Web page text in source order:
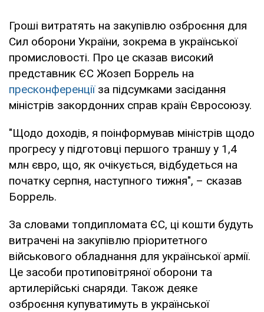
Гроші витратять на закупівлю озброєння для
Сил оборони України, зокрема в української
промисловості. Про це сказав високий
представник ЄС Жозеп Боррель на
пресконференціїза підсумками засідання
міністрів закордонних справ країн Євросоюзу.
"Щодо доходів, я поінформував міністрів щодо
прогресу у підготовці першого траншу у 1,4
млн євро, що, як очікується, відбудеться на
початку серпня, наступного тижня", – сказав
Боррель.
За словами топдипломата ЄС, ці кошти будуть
витрачені на закупівлю пріоритетного
військового обладнання для української армії.
Це засоби протиповітряної оборони та
артилерійські снаряди. Також деяке
озброєння купуватимуть в української